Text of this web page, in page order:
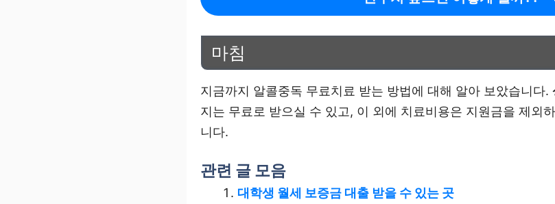
마침
지금까지 알콜중독 무료치료 받는 방법에 대해 알아 보았습니다.
지는 무료로 받으실 수 있고, 이 외에 치료비용은 지원금을 제외
니다.
관련 글 모음
대학생 월세 보증금 대출 받을 수 있는 곳